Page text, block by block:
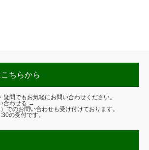
ちらから
疑問でもお気軽にお問い合わせください。
合わせる →
）でのお問い合わせも受け付けております。
の受付です。